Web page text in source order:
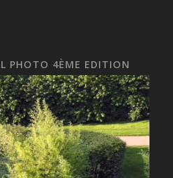
PHOTO 4ÈME EDITION